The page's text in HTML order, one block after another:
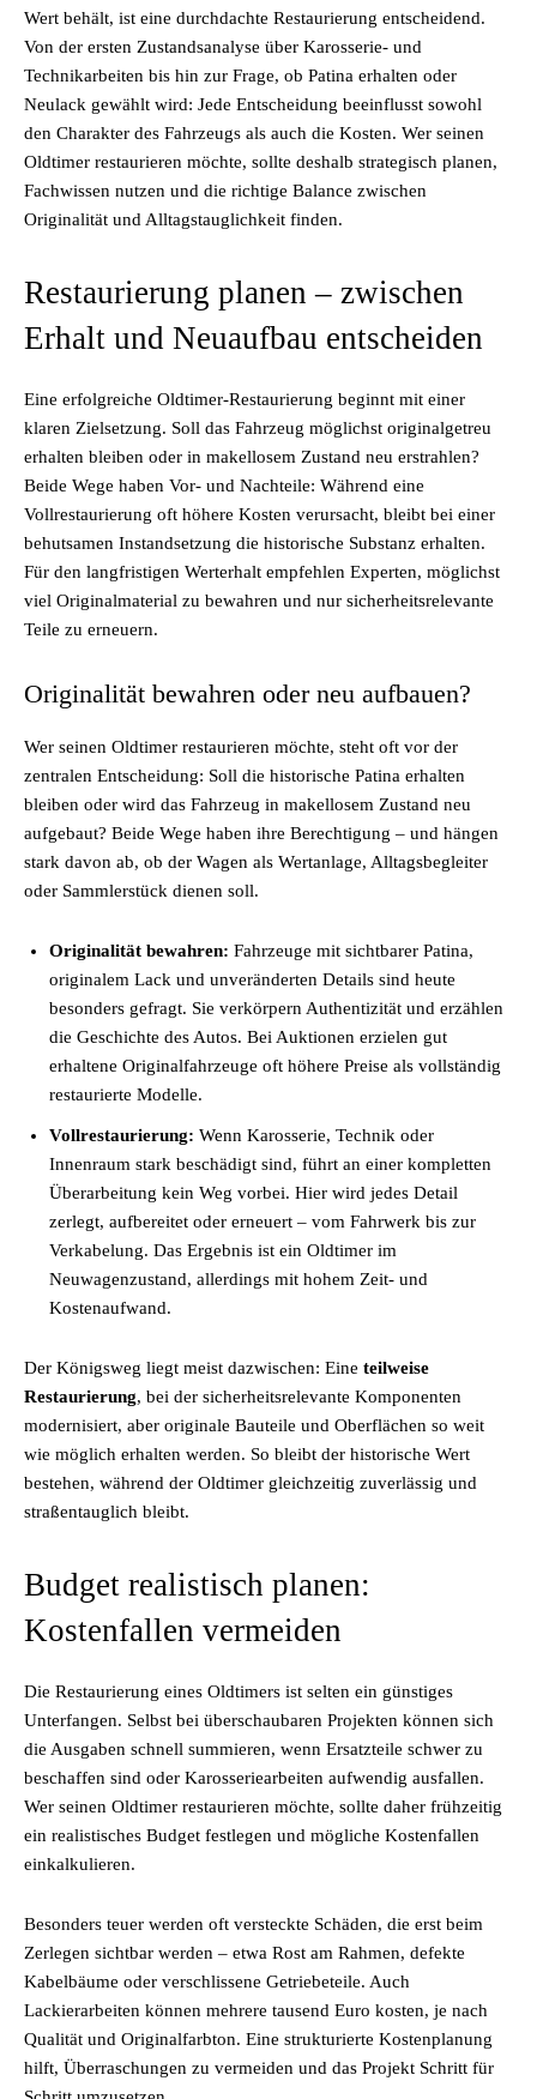
Wert behält, ist eine durchdachte Restaurierung entscheidend.
Von der ersten Zustandsanalyse über Karosserie- und
Technikarbeiten bis hin zur Frage, ob Patina erhalten oder
Neulack gewählt wird: Jede Entscheidung beeinflusst sowohl
den Charakter des Fahrzeugs als auch die Kosten. Wer seinen
Oldtimer restaurieren möchte, sollte deshalb strategisch planen,
Fachwissen nutzen und die richtige Balance zwischen
Originalität und Alltagstauglichkeit finden.
Restaurierung planen – zwischen
Erhalt und Neuaufbau entscheiden
Eine erfolgreiche Oldtimer-Restaurierung beginnt mit einer
klaren Zielsetzung. Soll das Fahrzeug möglichst originalgetreu
erhalten bleiben oder in makellosem Zustand neu erstrahlen?
Beide Wege haben Vor- und Nachteile: Während eine
Vollrestaurierung oft höhere Kosten verursacht, bleibt bei einer
behutsamen Instandsetzung die historische Substanz erhalten.
Für den langfristigen Werterhalt empfehlen Experten, möglichst
viel Originalmaterial zu bewahren und nur sicherheitsrelevante
Teile zu erneuern.
Originalität bewahren oder neu aufbauen?
Wer seinen Oldtimer restaurieren möchte, steht oft vor der
zentralen Entscheidung: Soll die historische Patina erhalten
bleiben oder wird das Fahrzeug in makellosem Zustand neu
aufgebaut? Beide Wege haben ihre Berechtigung – und hängen
stark davon ab, ob der Wagen als Wertanlage, Alltagsbegleiter
oder Sammlerstück dienen soll.
Originalität bewahren: Fahrzeuge mit sichtbarer Patina,
originalem Lack und unveränderten Details sind heute
besonders gefragt. Sie verkörpern Authentizität und erzählen
die Geschichte des Autos. Bei Auktionen erzielen gut
erhaltene Originalfahrzeuge oft höhere Preise als vollständig
restaurierte Modelle.
Vollrestaurierung: Wenn Karosserie, Technik oder
Innenraum stark beschädigt sind, führt an einer kompletten
Überarbeitung kein Weg vorbei. Hier wird jedes Detail
zerlegt, aufbereitet oder erneuert – vom Fahrwerk bis zur
Verkabelung. Das Ergebnis ist ein Oldtimer im
Neuwagenzustand, allerdings mit hohem Zeit- und
Kostenaufwand.
Der Königsweg liegt meist dazwischen: Eine teilweise
Restaurierung, bei der sicherheitsrelevante Komponenten
modernisiert, aber originale Bauteile und Oberflächen so weit
wie möglich erhalten werden. So bleibt der historische Wert
bestehen, während der Oldtimer gleichzeitig zuverlässig und
straßentauglich bleibt.
Budget realistisch planen:
Kostenfallen vermeiden
Die Restaurierung eines Oldtimers ist selten ein günstiges
Unterfangen. Selbst bei überschaubaren Projekten können sich
die Ausgaben schnell summieren, wenn Ersatzteile schwer zu
beschaffen sind oder Karosseriearbeiten aufwendig ausfallen.
Wer seinen Oldtimer restaurieren möchte, sollte daher frühzeitig
ein realistisches Budget festlegen und mögliche Kostenfallen
einkalkulieren.
Besonders teuer werden oft versteckte Schäden, die erst beim
Zerlegen sichtbar werden – etwa Rost am Rahmen, defekte
Kabelbäume oder verschlissene Getriebeteile. Auch
Lackierarbeiten können mehrere tausend Euro kosten, je nach
Qualität und Originalfarbton. Eine strukturierte Kostenplanung
hilft, Überraschungen zu vermeiden und das Projekt Schritt für